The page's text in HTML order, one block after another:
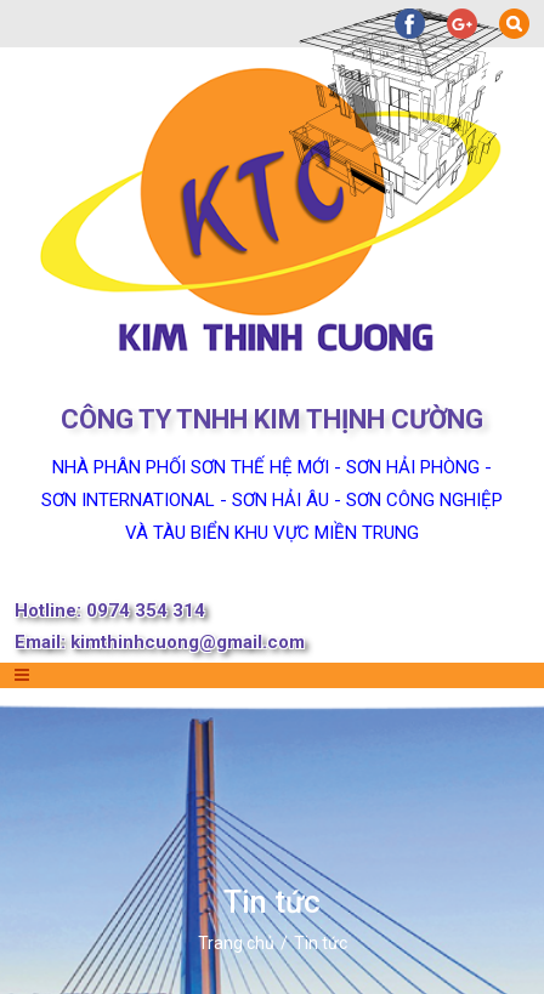
CÔNG TY TNHH KIM THỊNH CƯỜNG
NHÀ PHÂN PHỐI SƠN THẾ HỆ MỚI - SƠN HẢI PHÒNG -
SƠN INTERNATIONAL - SƠN HẢI ÂU - SƠN CÔNG NGHIỆP
VÀ TÀU BIỂN KHU VỰC MIỀN TRUNG
Hotline: 0974 354 314
Email:kimthinhcuong@gmail.com
Tin tức
Trang chủ Tin tức